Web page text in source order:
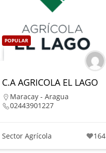
POPULAR
C.A AGRICOLA EL LAGO
Maracay - Aragua
02443901227
Sector Agrícola 164